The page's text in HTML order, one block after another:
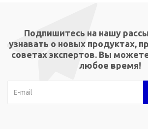
Подпишитесь на нашу
узнавать о новых продуктах,
советах экспертов. Вы
любое время!